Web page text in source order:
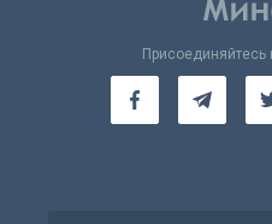
Присоединяйтесь